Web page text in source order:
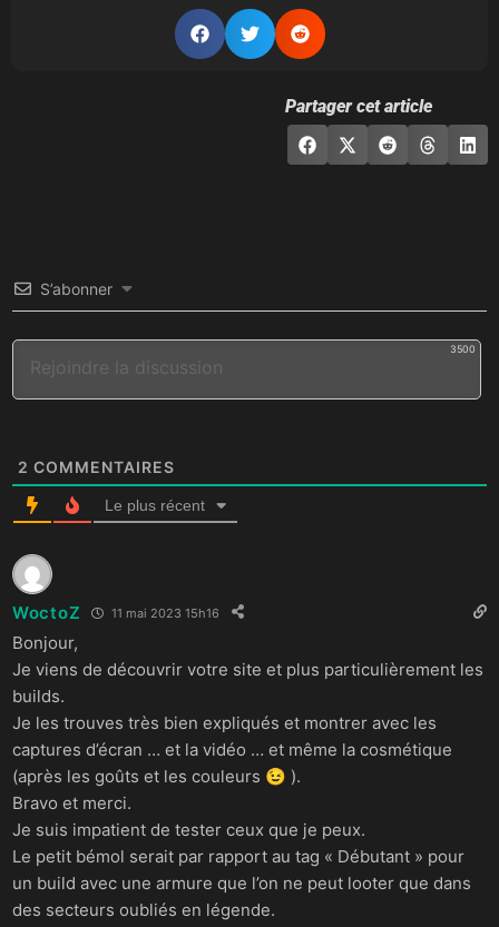
Partager cet article
S’abonner
3500
2 COMMENTAIRES
Le plus récent
WoctoZ 11 mai 2023 15h16
Bonjour,
Je viens de découvrir votre site et plus particulièrement les
builds.
Je les trouves très bien expliqués et montrer avec les
captures d’écran … et la vidéo … et même la cosmétique
(après les goûts et les couleurs 😉 ).
Bravo et merci.
Je suis impatient de tester ceux que je peux.
Le petit bémol serait par rapport au tag « Débutant » pour
un build avec une armure que l’on ne peut looter que dans
des secteurs oubliés en légende.